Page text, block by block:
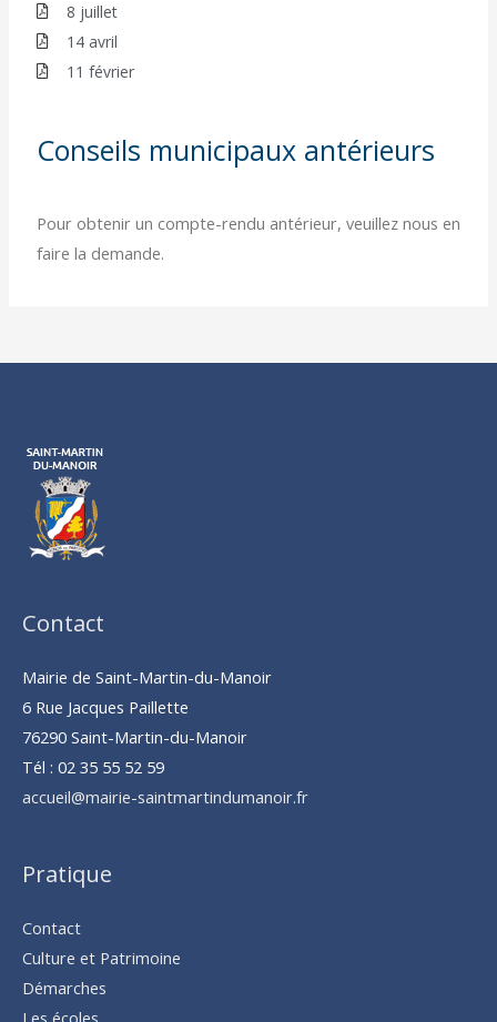
8 juillet
14 avril
11 février
Conseils municipaux antérieurs
Pour obtenir un compte-rendu antérieur, veuillez nous en
faire la demande.
Contact
Mairie de Saint-Martin-du-Manoir
6 Rue Jacques Paillette
76290 Saint-Martin-du-Manoir
Tél : 02 35 55 52 59
accueil@mairie-saintmartindumanoir.fr
Pratique
Contact
Culture et Patrimoine
Démarches